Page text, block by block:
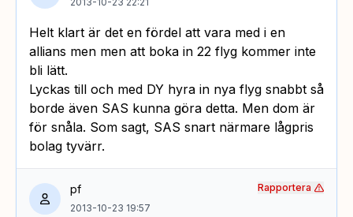
Helt klart är det en fördel att vara med i en
allians men men att boka in 22 flyg kommer inte
bli lätt.
Lyckas till och med DY hyra in nya flyg snabbt så
borde även SAS kunna göra detta. Men dom är
för snåla. Som sagt, SAS snart närmare lågpris
bolag tyvärr.
pf
2013-10-23 19:57
Rapportera